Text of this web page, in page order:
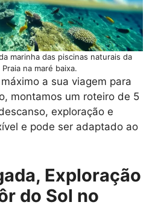
marinha das piscinas naturais da
na maré baixa.
a sua viagem para
montamos um roteiro de 5
exploração e
e pode ser adaptado ao
Exploração
do Sol no